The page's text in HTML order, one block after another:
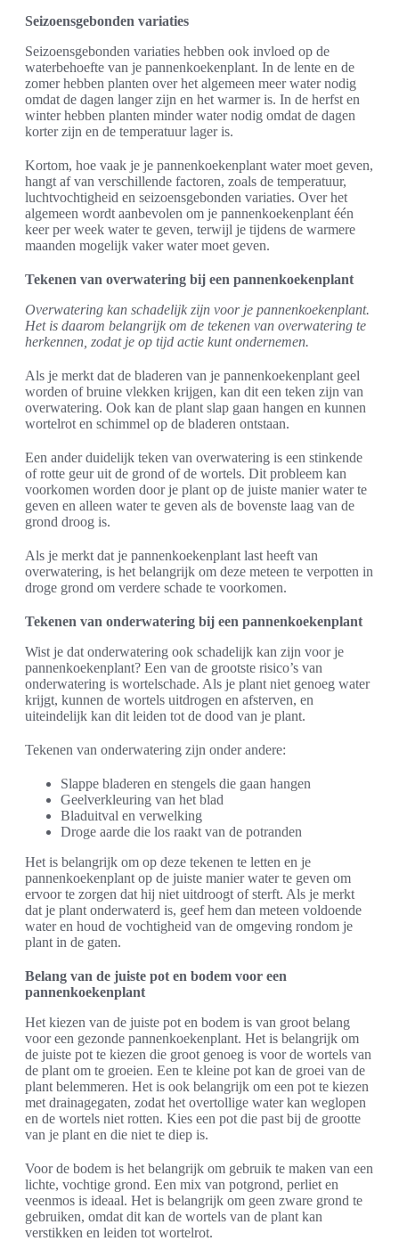
Seizoensgebonden variaties
Seizoensgebonden variaties hebben ook invloed op de
waterbehoefte van je pannenkoekenplant. In de lente en de
zomer hebben planten over het algemeen meer water nodig
omdat de dagen langer zijn en het warmer is. In de herfst en
winter hebben planten minder water nodig omdat de dagen
korter zijn en de temperatuur lager is.
Kortom, hoe vaak je je pannenkoekenplant water moet geven,
hangt af van verschillende factoren, zoals de temperatuur,
luchtvochtigheid en seizoensgebonden variaties. Over het
algemeen wordt aanbevolen om je pannenkoekenplant één
keer per week water te geven, terwijl je tijdens de warmere
maanden mogelijk vaker water moet geven.
Tekenen van overwatering bij een pannenkoekenplant
Overwatering kan schadelijk zijn voor je pannenkoekenplant.
Het is daarom belangrijk om de tekenen van overwatering te
herkennen, zodat je op tijd actie kunt ondernemen.
Als je merkt dat de bladeren van je pannenkoekenplant geel
worden of bruine vlekken krijgen, kan dit een teken zijn van
overwatering. Ook kan de plant slap gaan hangen en kunnen
wortelrot en schimmel op de bladeren ontstaan.
Een ander duidelijk teken van overwatering is een stinkende
of rotte geur uit de grond of de wortels. Dit probleem kan
voorkomen worden door je plant op de juiste manier water te
geven en alleen water te geven als de bovenste laag van de
grond droog is.
Als je merkt dat je pannenkoekenplant last heeft van
overwatering, is het belangrijk om deze meteen te verpotten in
droge grond om verdere schade te voorkomen.
Tekenen van onderwatering bij een pannenkoekenplant
Wist je dat onderwatering ook schadelijk kan zijn voor je
pannenkoekenplant? Een van de grootste risico’s van
onderwatering is wortelschade. Als je plant niet genoeg water
krijgt, kunnen de wortels uitdrogen en afsterven, en
uiteindelijk kan dit leiden tot de dood van je plant.
Tekenen van onderwatering zijn onder andere:
Slappe bladeren en stengels die gaan hangen
Geelverkleuring van het blad
Bladuitval en verwelking
Droge aarde die los raakt van de potranden
Het is belangrijk om op deze tekenen te letten en je
pannenkoekenplant op de juiste manier water te geven om
ervoor te zorgen dat hij niet uitdroogt of sterft. Als je merkt
dat je plant onderwaterd is, geef hem dan meteen voldoende
water en houd de vochtigheid van de omgeving rondom je
plant in de gaten.
Belang van de juiste pot en bodem voor een
pannenkoekenplant
Het kiezen van de juiste pot en bodem is van groot belang
voor een gezonde pannenkoekenplant. Het is belangrijk om
de juiste pot te kiezen die groot genoeg is voor de wortels van
de plant om te groeien. Een te kleine pot kan de groei van de
plant belemmeren. Het is ook belangrijk om een pot te kiezen
met drainagegaten, zodat het overtollige water kan weglopen
en de wortels niet rotten. Kies een pot die past bij de grootte
van je plant en die niet te diep is.
Voor de bodem is het belangrijk om gebruik te maken van een
lichte, vochtige grond. Een mix van potgrond, perliet en
veenmos is ideaal. Het is belangrijk om geen zware grond te
gebruiken, omdat dit kan de wortels van de plant kan
verstikken en leiden tot wortelrot.